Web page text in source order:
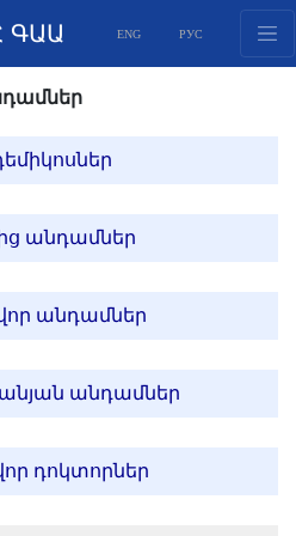
ԳԱԱ ENG РУС
անդամներ
անդամներ
անդամներ
դոկտորներ